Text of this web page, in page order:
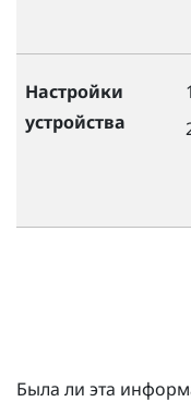
Настройки
устройства
Была ли эта